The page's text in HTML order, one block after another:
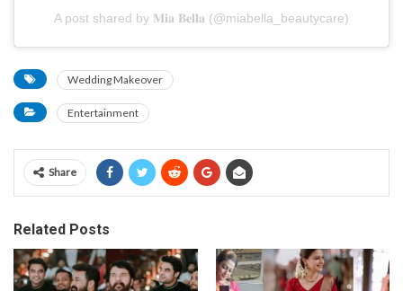
A post shared by 𝐌𝐢𝐚 𝐁𝐞𝐥𝐥𝐚 (@miabella_beautycare)
Wedding Makeover
Entertainment
Share
Related Posts